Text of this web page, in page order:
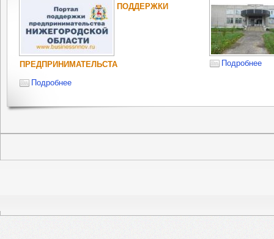
ПОДДЕРЖКИ
ПРЕДПРИНИМАТЕЛЬСТА
Подробнее
Подробнее